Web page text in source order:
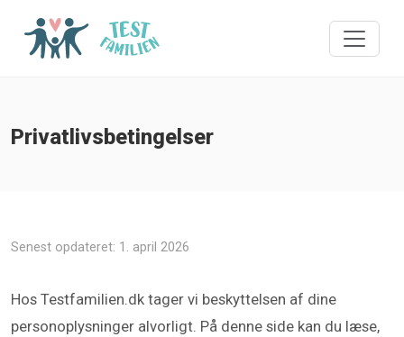
Privatlivsbetingelser
Senest opdateret: 1. april 2026
Hos Testfamilien.dk tager vi beskyttelsen af dine
personoplysninger alvorligt. På denne side kan du læse,